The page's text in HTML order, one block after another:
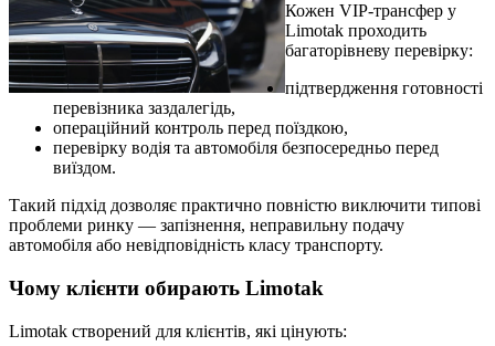
Кожен VIP-трансфер у
Limotak проходить
багаторівневу перевірку:
підтвердження готовності
перевізника заздалегідь,
операційний контроль перед поїздкою,
перевірку водія та автомобіля безпосередньо перед
виїздом.
Такий підхід дозволяє практично повністю виключити типові
проблеми ринку — запізнення, неправильну подачу
автомобіля або невідповідність класу транспорту.
Чому клієнти обирають Limotak
Limotak створений для клієнтів, які цінують: